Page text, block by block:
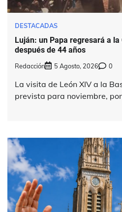
DESTACADAS
Luján: un Papa regresará a la
después de 44 años
Redacción 5 Agosto, 2026 0
La visita de León XIV a la
prevista para noviembre,